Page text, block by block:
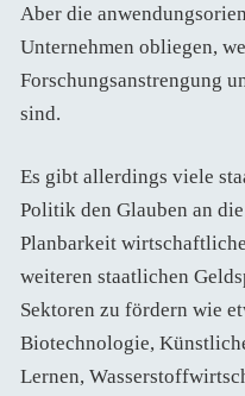
Aber die
Unternehmen obliegen,
Forschungsanstrengung
sind.
Es gibt allerdings viele
Politik den Glauben an
Planbarkeit
weiteren staatlichen
Sektoren zu fördern wie
Biotechnologie,
Lernen,